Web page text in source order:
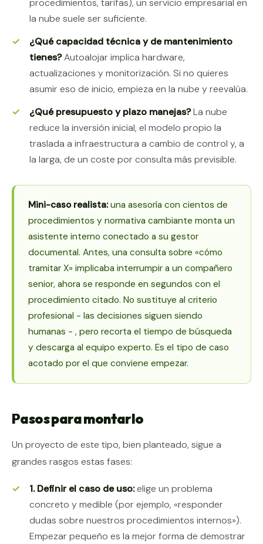
la nube suele ser suficiente.
¿Qué capacidad técnica y de mantenimiento
tienes?Autoalojar implica hardware,
actualizaciones y monitorización. Si no quieres
asumir eso de inicio, empieza en la nube y reevalúa.
¿Qué presupuesto y plazo manejas?La nube
reduce la inversión inicial, el modelo propio la
traslada a infraestructura a cambio de control y, a
la larga, de un coste por consulta más previsible.
Mini-caso realista:una asesoría con cientos de
procedimientos y normativa cambiante monta un
asistente interno conectado a su gestor
documental. Antes, una consulta sobre «cómo
tramitar X» implicaba interrumpir a un compañero
senior, ahora se responde en segundos con el
procedimiento citado. No sustituye al criterio
profesional - las decisiones siguen siendo
humanas - , pero recorta el tiempo de búsqueda
y descarga al equipo experto. Es el tipo de caso
acotado por el que conviene empezar.
Pasos para montarlo
Un proyecto de este tipo, bien planteado, sigue a
grandes rasgos estas fases:
1. Definir el caso de uso:elige un problema
concreto y medible (por ejemplo, «responder
dudas sobre nuestros procedimientos internos»).
Empezar pequeño es la mejor forma de demostrar